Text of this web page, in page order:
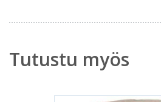
Tutustu myös